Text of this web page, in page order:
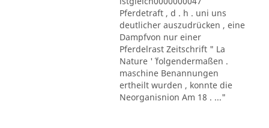
Pferdetraft , d . h . uni uns
deutlicher auszudrücken , eine
Dampfvon nur einer
Pferdelrast Zeitschrift " La
Nature '´ folgendermaßen .
maschine Benannungen
ertheilt wurden , konnte die
Neorganisnion Am 18 . ..."